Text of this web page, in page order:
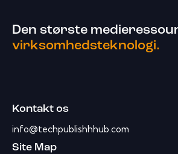
Den største
virksomhedsteknologi.
Kontakt os
info@techpublishhhub.com
Site Map